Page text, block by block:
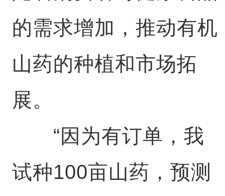
的需求增加，推动有机
山药的种植和市场拓
展。
“因为有订单，我
试种100亩山药，预测